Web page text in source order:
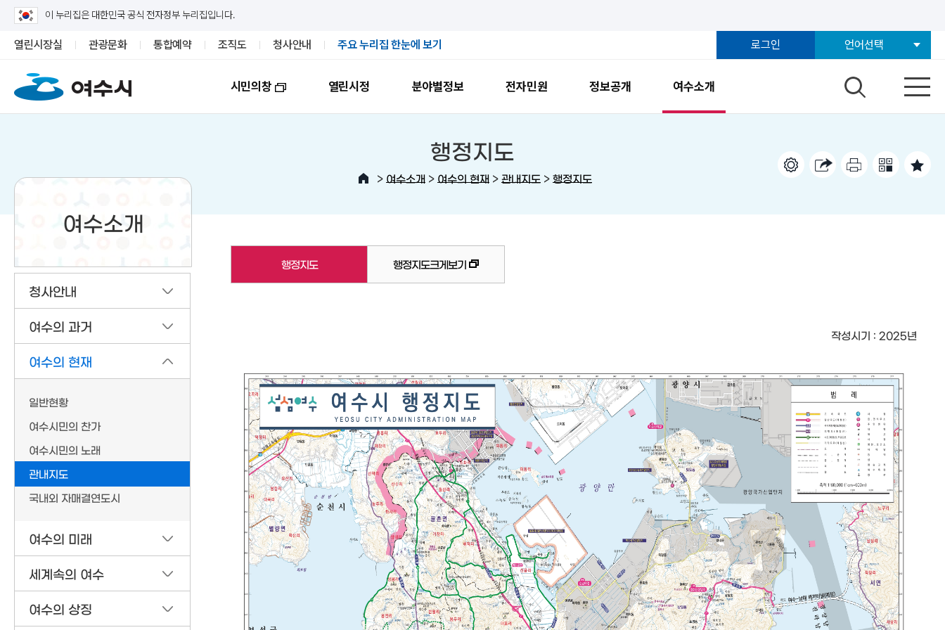
이 누리집은 대한민국 공식 전자정부 누리집입니다.
열린시장실 관광문화 통합예약 조직도 청사안내 주요 누리집 한눈에 보기 로그인 언어선택
시민의창 열린시정 분야별정보 전자민원 정보공개 여수소개
여수소개
청사안내
여수의 과거
여수의 현재
일반현황
여수시민의 찬가
여수시민의 노래
관내지도
국내외 자매결연도시
여수의 미래
세계속의 여수
여수의 상징
행정지도
> 여수소개 > 여수의 현재 > 관내지도 > 행정지도
행정지도 행정지도크게보기
작성시기 : 2025년